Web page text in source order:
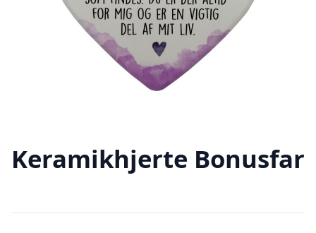
Keramikhjerte Bonusfar